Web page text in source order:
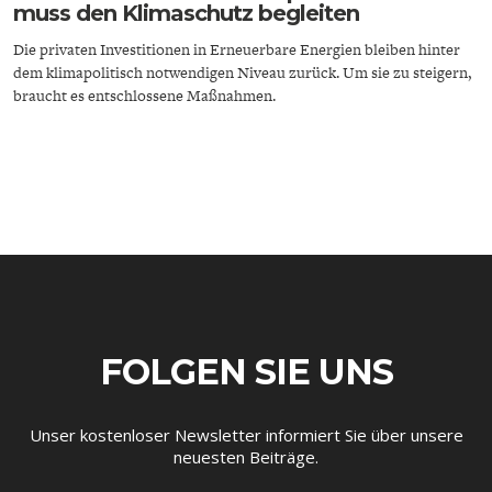
muss den Klimaschutz begleiten
Die privaten Investitionen in Erneuerbare Energien bleiben hinter
dem klimapolitisch notwendigen Niveau zurück. Um sie zu steigern,
braucht es entschlossene Maßnahmen.
FOLGEN SIE UNS
Unser kostenloser Newsletter informiert Sie über unsere
neuesten Beiträge.